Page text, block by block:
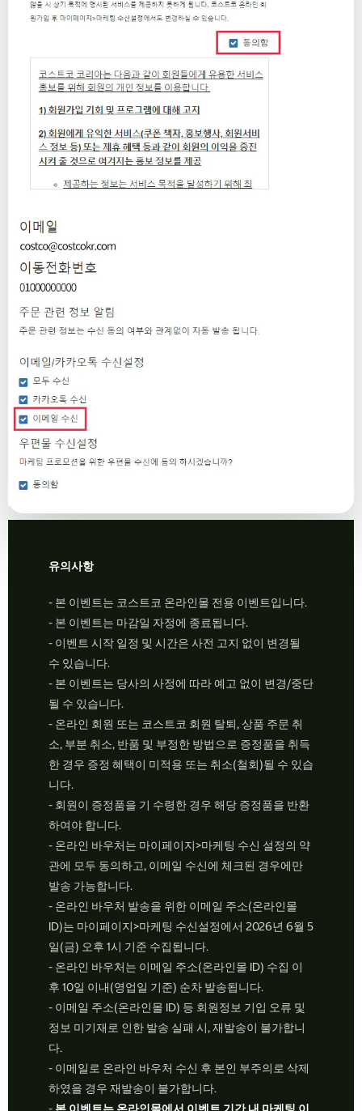
유의사항
- 본 이벤트는 코스트코 온라인몰 전용 이벤트입니다.
- 본 이벤트는 마감일 자정에 종료됩니다.
- 이벤트 시작 일정 및 시간은 사전 고지 없이 변경될
수 있습니다.
- 본 이벤트는 당사의 사정에 따라 예고 없이 변경/중단
될 수 있습니다.
- 온라인 회원 또는 코스트코 회원 탈퇴, 상품 주문 취
소, 부분 취소, 반품 및 부정한 방법으로 증정품을 취득
한 경우 증정 혜택이 미적용 또는 취소(철회)될 수 있습
니다.
- 회원이 증정품을 기 수령한 경우 해당 증정품을 반환
하여야 합니다.
- 온라인 바우처는 마이페이지>마케팅 수신 설정의 약
관에 모두 동의하고, 이메일 수신에 체크된 경우에만
발송 가능합니다.
- 온라인 바우처 발송을 위한 이메일 주소(온라인몰
ID)는 마이페이지>마케팅 수신설정에서 2026년 6월 5
일(금) 오후 1시 기준 수집됩니다.
- 온라인 바우처는 이메일 주소(온라인몰 ID) 수집 이
후 10일 이내(영업일 기준) 순차 발송됩니다.
- 이메일 주소(온라인몰 ID) 등 회원정보 기입 오류 및
정보 미기재로 인한 발송 실패 시, 재발송이 불가합니
다.
- 이메일로 온라인 바우처 수신 후 본인 부주의로 삭제
하였을 경우 재발송이 불가합니다.